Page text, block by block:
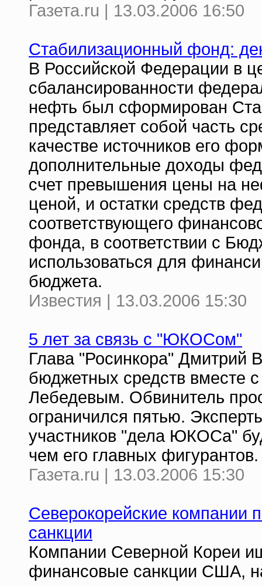
Газета.ru | 13.03.2006 16:50
Стабилизационный фонд:
В Российской Федерации в
сбалансированности
нефть был сформирован
представляет собой часть
качестве источников его
дополнительные доходы
счет превышения цены на
ценой, и остатки средств
соответствующего
фонда, в соответствии с
использоваться для
бюджета.
Известия | 13.03.2006 15:30
5 лет за связь с "ЮКОСом"
Глава "Росинкора" Дмитрий
бюджетных средств вместе
Лебедевым. Обвинитель
ограничился пятью.
участников "дела ЮКОСа"
чем его главных фигурантов.
Газета.ru | 13.03.2006 15:30
Северокорейские компании
санкции
Компании Северной Кореи
финансовые санкции США,